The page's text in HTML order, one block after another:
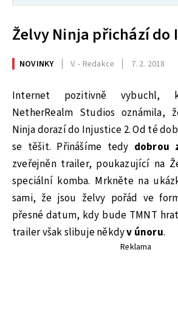
Želvy Ninja přichází do
NOVINKY V. - Redakce 7. 2. 2018
Internet pozitivně vybuchl,
NetherRealm Studios oznámila,
Ninja dorazí do Injustice 2. Od té
se těšit. Přinášíme tedy dobrou
zveřejněn trailer, poukazující na
speciální komba. Mrkněte na
sami, že jsou želvy pořád ve
přesné datum, kdy bude TMNT
trailer však slibuje někdyv únoru.
Reklama